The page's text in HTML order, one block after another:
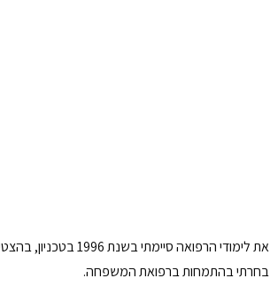
את לימודי הרפואה סיימתי
בחרתי בהתמחות ברפואת המשפחה.